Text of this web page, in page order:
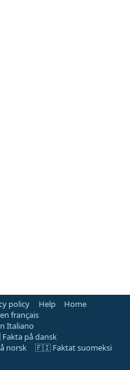
policy Help
Home
français
Italiano
på dansk
norsk
🇫🇮 Faktat suomeksi